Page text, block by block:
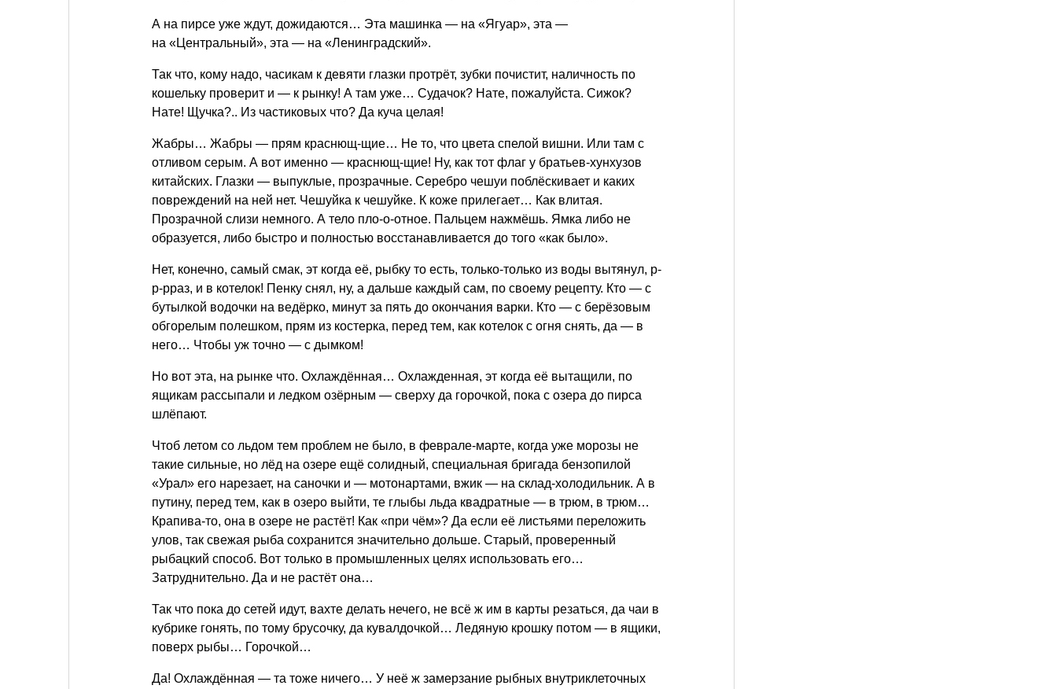
А на пирсе уже ждут, дожидаются… Эта машинка — на «Ягуар», эта —
на «Центральный», эта — на «Ленинградский».
Так что, кому надо, часикам к девяти глазки протрёт, зубки почистит, наличность по
кошельку проверит и — к рынку! А там уже… Судачок? Нате, пожалуйста. Сижок?
Нате! Щучка?.. Из частиковых что? Да куча целая!
Жабры… Жабры — прям краснющ-щие… Не то, что цвета спелой вишни. Или там с
отливом серым. А вот именно — краснющ-щие! Ну, как тот флаг у братьев-хунхузов
китайских. Глазки — выпуклые, прозрачные. Серебро чешуи поблёскивает и каких
повреждений на ней нет. Чешуйка к чешуйке. К коже прилегает… Как влитая.
Прозрачной слизи немного. А тело пло-о-отное. Пальцем нажмёшь. Ямка либо не
образуется, либо быстро и полностью восстанавливается до того «как было».
Нет, конечно, самый смак, эт когда её, рыбку то есть, только-только из воды вытянул, р-
р-рраз, и в котелок! Пенку снял, ну, а дальше каждый сам, по своему рецепту. Кто — с
бутылкой водочки на ведёрко, минут за пять до окончания варки. Кто — с берёзовым
обгорелым полешком, прям из костерка, перед тем, как котелок с огня снять, да — в
него… Чтобы уж точно — с дымком!
Но вот эта, на рынке что. Охлаждённая… Охлажденная, эт когда её вытащили, по
ящикам рассыпали и ледком озёрным — сверху да горочкой, пока с озера до пирса
шлёпают.
Чтоб летом со льдом тем проблем не было, в феврале-марте, когда уже морозы не
такие сильные, но лёд на озере ещё солидный, специальная бригада бензопилой
«Урал» его нарезает, на саночки и — мотонартами, вжик — на склад-холодильник. А в
путину, перед тем, как в озеро выйти, те глыбы льда квадратные — в трюм, в трюм…
Крапива-то, она в озере не растёт! Как «при чём»? Да если её листьями переложить
улов, так свежая рыба сохранится значительно дольше. Старый, проверенный
рыбацкий способ. Вот только в промышленных целях использовать его…
Затруднительно. Да и не растёт она…
Так что пока до сетей идут, вахте делать нечего, не всё ж им в карты резаться, да чаи в
кубрике гонять, по тому брусочку, да кувалдочкой… Ледяную крошку потом — в ящики,
поверх рыбы… Горочкой…
Да! Охлаждённая — та тоже ничего… У неё ж замерзание рыбных внутриклеточных